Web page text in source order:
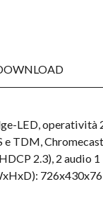
LED,
TDM,
2.3), 2 audio